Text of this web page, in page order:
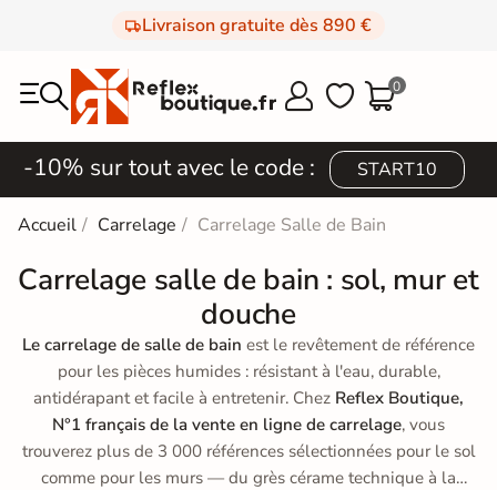
Livraison gratuite dès 890 €
  0
-10% sur tout avec le code : START10
Accueil Carrelage Carrelage Salle de Bain
Carrelage salle de bain : sol, mur et
douche
Le carrelage de salle de bain est le revêtement de référence
pour les pièces humides : résistant à l'eau, durable,
antidérapant et facile à entretenir. Chez Reflex Boutique,
N°1 français de la vente en ligne de carrelage, vous
trouverez plus de 3 000 références sélectionnées pour le sol
comme pour les murs — du grès cérame technique à la